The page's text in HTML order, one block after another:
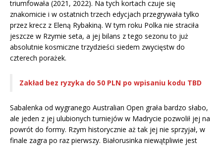
triumfowała (2021, 2022). Na tych kortach czuje się
znakomicie i w ostatnich trzech edycjach przegrywała tylko
przez krecz z Eleną Rybakiną. W tym roku Polka nie straciła
jeszcze w Rzymie seta, a jej bilans z tego sezonu to już
absolutnie kosmiczne trzydzieści siedem zwycięstw do
czterech porażek.
Zakład bez ryzyka do 50 PLN po wpisaniu kodu TBD
Sabalenka od wygranego Australian Open grała bardzo słabo,
ale jeden z jej ulubionych turniejów w Madrycie pozwolił jej na
powrót do formy. Rzym historycznie aż tak jej nie sprzyjał, w
finale zagra po raz pierwszy. Białorusinka niewątpliwie jest